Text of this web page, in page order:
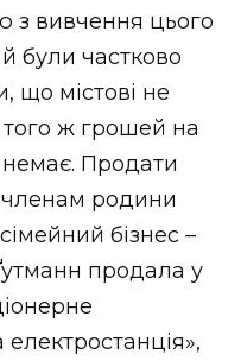
з вивчення цього
були частково
що містові не
того ж грошей на
Продати
членам родини
бізнес –
продала у